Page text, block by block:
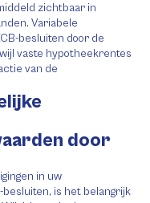
zichtbaar in
Variabele
besluiten door de
vaste hypotheekrentes
van de
door
in uw
is het belangrijk